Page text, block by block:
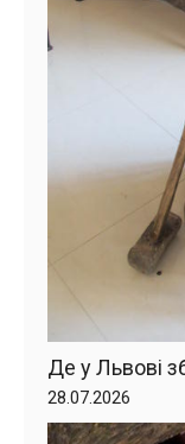
Де у Львові
28.07.2026